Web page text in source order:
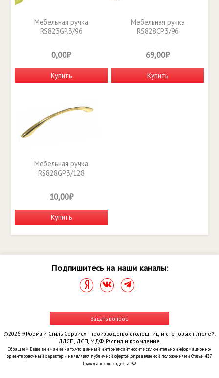
Мебельная ручка
RS823GP.3/96
0,00₽
Купить
Мебельная ручка
RS828CP.3/96
69,00₽
Купить
Мебельная ручка
RS828GP.3/128
10,00₽
Купить
Подпишитесь на наши каналы:
Задать вопрос
©2026 «Форма и Стиль Сервис» - производство столешниц и стеновых панелей.
ЛДСП, ДСП, МДФ. Распил и кромление.
Обращаем Ваше внимание на то, что данный интернет-сайт носит исключительно информационно-
ориентировочный характер и не является публичной офертой, определяемой положениями Статьи 437
Гражданского кодекса РФ.